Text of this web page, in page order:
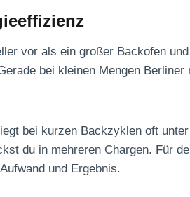
vor als ein großer Backofen
bei kleinen Mengen
bei kurzen Backzyklen oft
du in mehreren Chargen. Für
und Ergebnis.